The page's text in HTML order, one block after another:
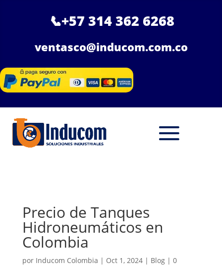
📞+57 314 362 6268
ventasco@inducom.com.co
Precio de Tanques
Hidroneumáticos en
Colombia
por Inducom Colombia | Oct 1, 2024| Blog| 0